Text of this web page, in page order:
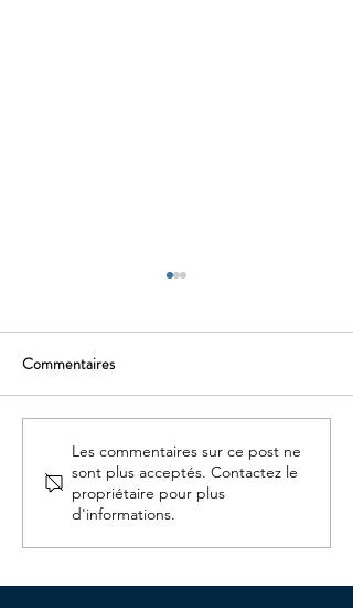
Voyage au bout de l'enquête
Commentaires
Les commentaires sur ce post ne
sont plus acceptés. Contactez le
propriétaire pour plus
d'informations.